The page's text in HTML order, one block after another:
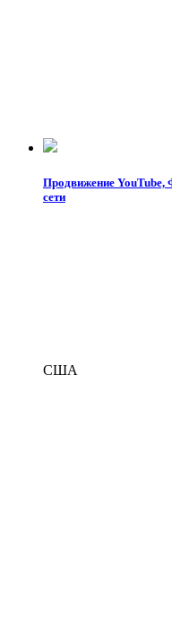
Продвижение YouTube,
сети
США